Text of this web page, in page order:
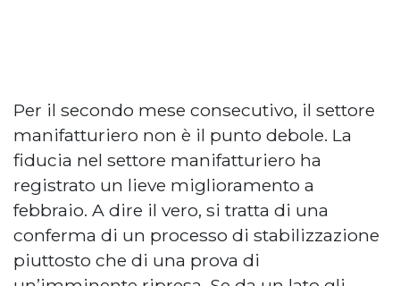
Per il secondo mese consecutivo, il settore
manifatturiero non è il punto debole. La
fiducia nel settore manifatturiero ha
registrato un lieve miglioramento a
febbraio. A dire il vero, si tratta di una
conferma di un processo di stabilizzazione
piuttosto che di una prova di